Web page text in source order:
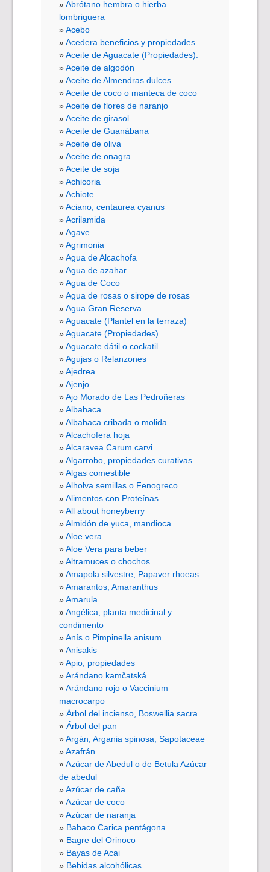
Abrótano hembra o hierba
lombriguera
Acebo
Acedera beneficios y propiedades
Aceite de Aguacate (Propiedades).
Aceite de algodón
Aceite de Almendras dulces
Aceite de coco o manteca de coco
Aceite de flores de naranjo
Aceite de girasol
Aceite de Guanábana
Aceite de oliva
Aceite de onagra
Aceite de soja
Achicoria
Achiote
Aciano, centaurea cyanus
Acrilamida
Agave
Agrimonia
Agua de Alcachofa
Agua de azahar
Agua de Coco
Agua de rosas o sirope de rosas
Agua Gran Reserva
Aguacate (Plantel en la terraza)
Aguacate (Propiedades)
Aguacate dátil o cockatil
Agujas o Relanzones
Ajedrea
Ajenjo
Ajo Morado de Las Pedroñeras
Albahaca
Albahaca cribada o molida
Alcachofera hoja
Alcaravea Carum carvi
Algarrobo, propiedades curativas
Algas comestible
Alholva semillas o Fenogreco
Alimentos con Proteínas
All about honeyberry
Almidón de yuca, mandioca
Aloe vera
Aloe Vera para beber
Altramuces o chochos
Amapola silvestre, Papaver rhoeas
Amarantos, Amaranthus
Amarula
Angélica, planta medicinal y
condimento
Anís o Pimpinella anisum
Anisakis
Apio, propiedades
Arándano kamčatská
Arándano rojo o Vaccinium
macrocarpo
Árbol del incienso, Boswellia sacra
Árbol del pan
Argán, Argania spinosa, Sapotaceae
Azafrán
Azúcar de Abedul o de Betula Azúcar
de abedul
Azúcar de caña
Azúcar de coco
Azúcar de naranja
Babaco Carica pentágona
Bagre del Orinoco
Bayas de Acai
Bebidas alcohólicas